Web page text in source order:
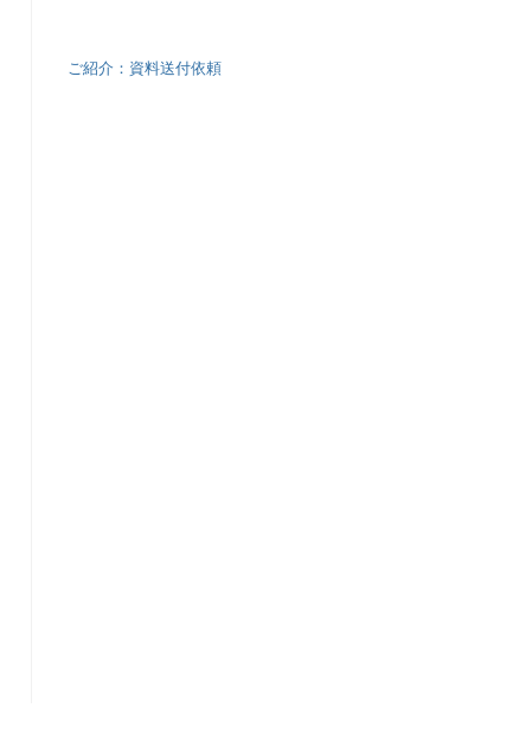
ご紹介：資料送付依頼